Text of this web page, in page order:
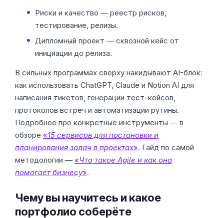
Риски и качество — реестр рисков,
тестирование, релизы.
Дипломный проект — сквозной кейс от
инициации до релиза.
В сильных программах сверху накидывают AI-блок:
как использовать ChatGPT, Claude и Notion AI для
написания тикетов, генерации тест-кейсов,
протоколов встреч и автоматизации рутины.
Подробнее про конкретные инструменты — в
обзоре «15 сервисов для постановки и
планирования задач в проектах». Гайд по самой
методологии — «Что такое Agile и как она
помогает бизнесу».
Чему вы научитесь и какое
портфолио соберёте